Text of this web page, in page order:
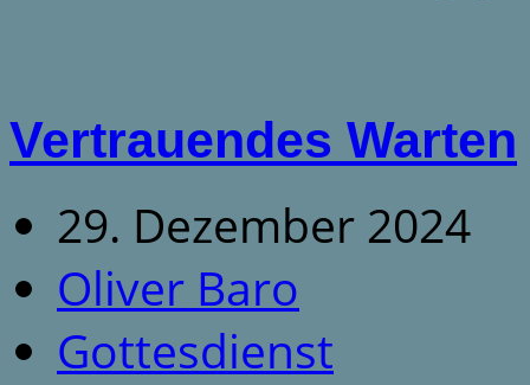
Vertrauendes Warten
29. Dezember 2024
Oliver Baro
Gottesdienst